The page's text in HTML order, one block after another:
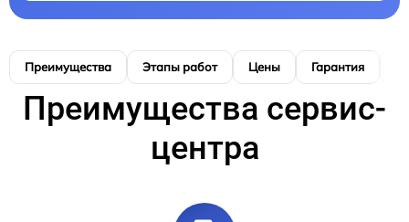
Преимущества Этапы работ Цены Гарантия
Преимущества сервис-
центра